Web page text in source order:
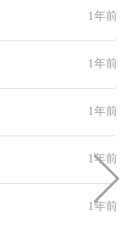
1年前
1年前
1年前
1年前
1年前